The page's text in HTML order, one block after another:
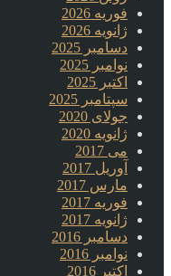
فوریه 2026
ژانویه 2026
دسامبر 2025
نوامبر 2025
اکتبر 2025
سپتامبر 2025
جولای 2020
ژانویه 2020
می 2017
آوریل 2017
مارس 2017
فوریه 2017
ژانویه 2017
دسامبر 2016
نوامبر 2016
اکتبر 2016